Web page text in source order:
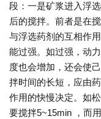
段：一是矿浆进入浮
后的搅拌。前者是在
与浮选药剂的互相作
能过强。如过强，动
度也会增加，还会使
拌时间的长短，应由
作用的快慢决定。如
要搅拌5~15min ，而